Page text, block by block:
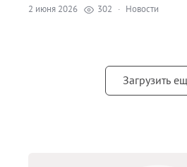
2 июня 2026 302 · Новости
Загрузить